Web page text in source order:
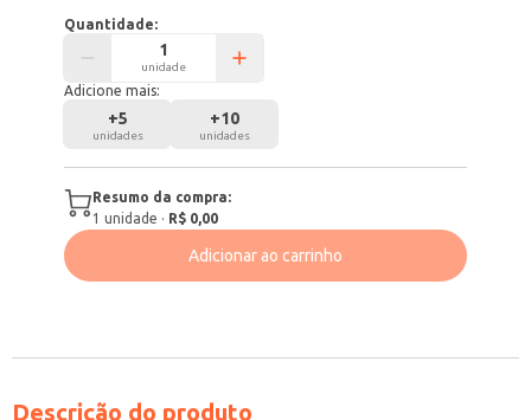
Quantidade:
unidade
Adicione mais:
+5
unidades
+10
unidades
Resumo da compra:
1 unidade · R$ 0,00
Adicionar ao carrinho
Descrição do produto